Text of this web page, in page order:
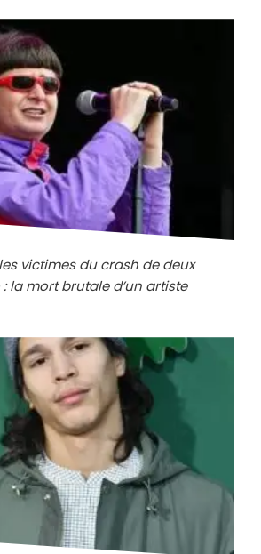
victimes du crash de deux
la mort brutale d’un artiste